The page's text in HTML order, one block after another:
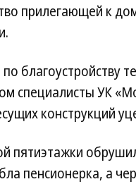
прилегающей к
благоустройству
специалисты УК
конструкций
пенсионерка, а